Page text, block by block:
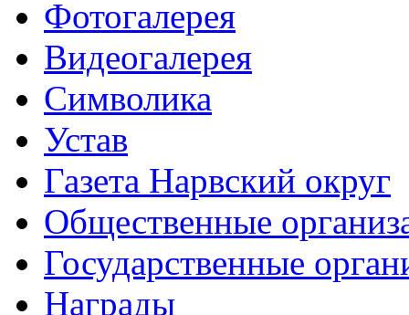
Фотогалерея
Видеогалерея
Символика
Устав
Газета Нарвский округ
Общественные
Государственные
Награды